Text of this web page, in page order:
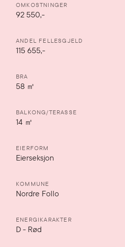
OMKOSTNINGER
92 550,-
ANDEL FELLESGJELD
115 655,-
BRA
58 ㎡
BALKONG/TERASSE
14 ㎡
EIERFORM
Eierseksjon
KOMMUNE
Nordre Follo
ENERGIKARAKTER
D- Rød